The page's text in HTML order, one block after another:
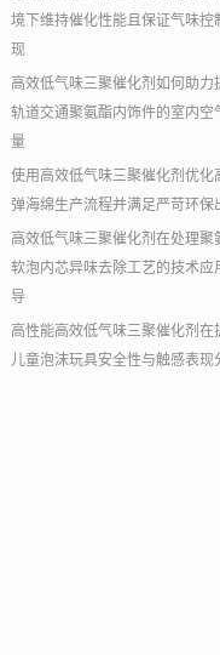
境下维持催化性能且保证气味控
现
高效低气味三聚催化剂如何助力
轨道交通聚氨酯内饰件的室内空
量
使用高效低气味三聚催化剂优化
弹海绵生产流程并满足严苛环保
高效低气味三聚催化剂在处理聚
软泡内芯异味去除工艺的技术应
导
高性能高效低气味三聚催化剂在
儿童泡沫玩具安全性与触感表现